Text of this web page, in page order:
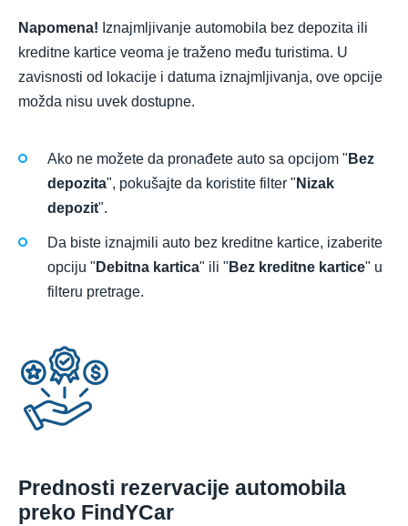
Napomena! Iznajmljivanje automobila bez depozita ili
kreditne kartice veoma je traženo među turistima. U
zavisnosti od lokacije i datuma iznajmljivanja, ove opcije
možda nisu uvek dostupne.
Ako ne možete da pronađete auto sa opcijom " Bez
depozita", pokušajte da koristite filter " Nizak
depozit".
Da biste iznajmili auto bez kreditne kartice, izaberite
opciju " Debitna kartica" ili " Bez kreditne kartice" u
filteru pretrage.
Prednosti rezervacije automobila
preko FindYCar